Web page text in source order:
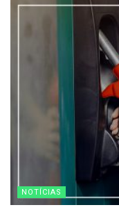
NOTÍCIAS